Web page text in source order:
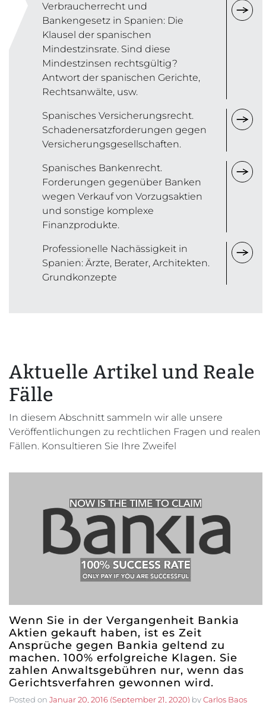
Verbraucherrecht und
Bankengesetz in Spanien: Die
Klausel der spanischen
Mindestzinsrate. Sind diese
Mindestzinsen rechtsgültig?
Antwort der spanischen Gerichte,
Rechtsanwälte, usw.
Spanisches Versicherungsrecht.
Schadenersatzforderungen gegen
Versicherungsgesellschaften.
Spanisches Bankenrecht.
Forderungen gegenüber Banken
wegen Verkauf von Vorzugsaktien
und sonstige komplexe
Finanzprodukte.
Professionelle Nachässigkeit in
Spanien: Ärzte, Berater, Architekten.
Grundkonzepte
Aktuelle Artikel und Reale
Fälle
In diesem Abschnitt sammeln wir alle unsere
Veröffentlichungen zu rechtlichen Fragen und realen
Fällen. Konsultieren Sie Ihre Zweifel
Wenn Sie in der Vergangenheit Bankia
Aktien gekauft haben, ist es Zeit
Ansprüche gegen Bankia geltend zu
machen. 100% erfolgreiche Klagen. Sie
zahlen Anwaltsgebühren nur, wenn das
Gerichtsverfahren gewonnen wird.
Posted on Januar 20, 2016 (September 21, 2020) byCarlos Baos